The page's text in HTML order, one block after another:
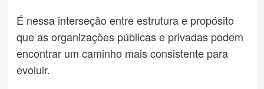
É nessa interseção entre estrutura e propósito
que as organizações públicas e privadas podem
encontrar um caminho mais consistente para
evoluir.